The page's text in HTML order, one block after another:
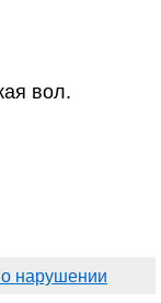
вол.
нарушении